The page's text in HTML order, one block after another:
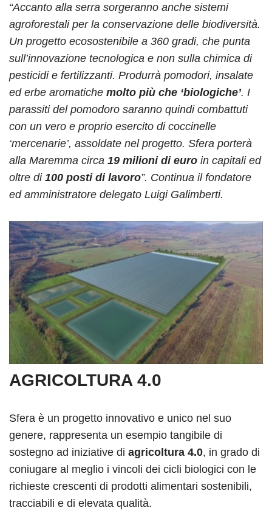
“Accanto alla serra sorgeranno anche sistemi
agroforestali per la conservazione delle biodiversità.
Un progetto ecosostenibile a 360 gradi, che punta
sull’innovazione tecnologica e non sulla chimica di
pesticidi e fertilizzanti. Produrrà pomodori, insalate
ed erbe aromatiche molto più che ‘biologiche’. I
parassiti del pomodoro saranno quindi combattuti
con un vero e proprio esercito di coccinelle
‘mercenarie’, assoldate nel progetto. Sfera porterà
alla Maremma circa 19 milioni di euro in capitali ed
oltre di 100 posti di lavoro”. Continua il fondatore
ed amministratore delegato Luigi Galimberti.
AGRICOLTURA 4.0
Sfera è un progetto innovativo e unico nel suo
genere, rappresenta un esempio tangibile di
sostegno ad iniziative di agricoltura 4.0, in grado di
coniugare al meglio i vincoli dei cicli biologici con le
richieste crescenti di prodotti alimentari sostenibili,
tracciabili e di elevata qualità.